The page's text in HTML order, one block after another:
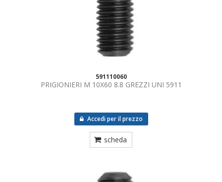
591110060
PRIGIONIERI M 10X60 8.8 GREZZI UNI 5911
Accedi per il prezzo
scheda